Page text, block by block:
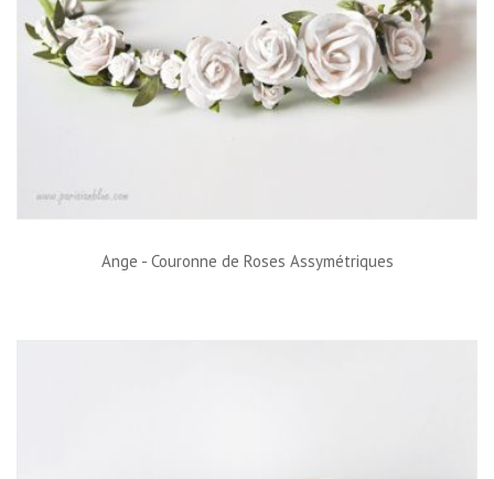
Ange - Couronne de Roses Assymétriques